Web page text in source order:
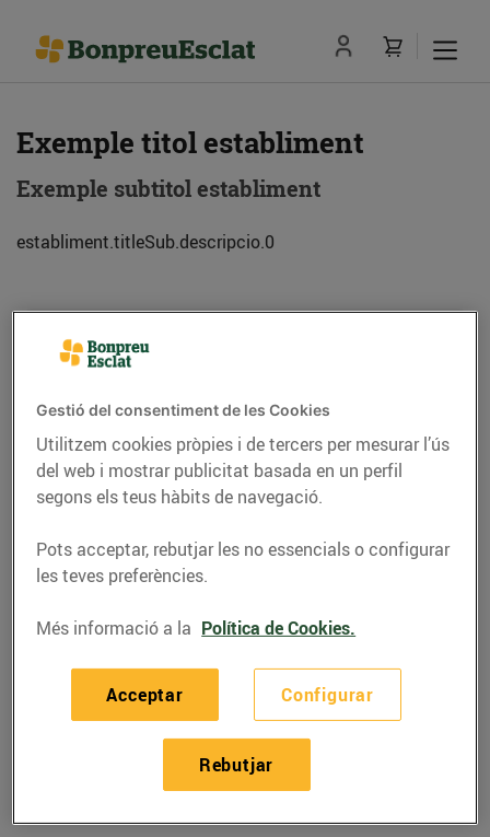
Exemple titol establiment
Exemple subtitol establiment
establiment.titleSub.descripcio.0
Adreça
Telèfon
930525412
Trucar-hi
Horaris
Gestió del consentiment de les Cookies
Utilitzem cookies pròpies i de tercers per mesurar l’ús
del web i mostrar publicitat basada en un perfil
segons els teus hàbits de navegació.
Pots acceptar, rebutjar les no essencials o configurar
les teves preferències.
Més informació a la Política de Cookies.
Configurar
Rebutjar
Acceptar